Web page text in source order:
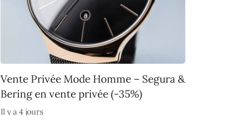
Vente Privée Mode Homme – Segura &
Bering en vente privée (-35%)
Il y a 4 jours